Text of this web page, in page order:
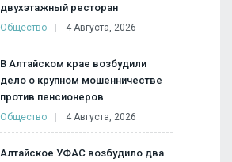
двухэтажный ресторан
Общество 4 Августа, 2026
В Алтайском крае возбудили
дело о крупном мошенничестве
против пенсионеров
Общество 4 Августа, 2026
Алтайское УФАС возбудило два